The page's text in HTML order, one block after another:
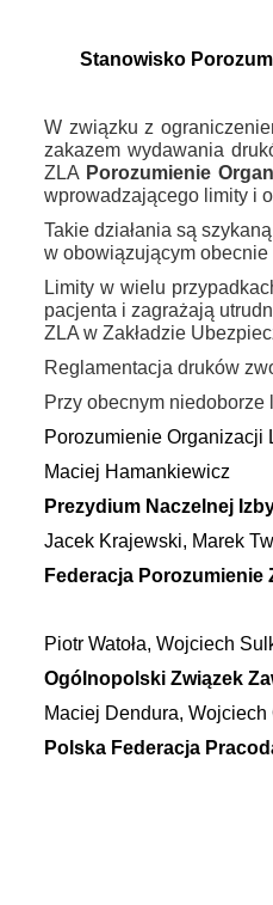
Stanowisko
W związku z
zakazem wydawania
ZLA Porozumienie
wprowadzającego limity i
Takie działania są
w obowiązującym obecnie
Limity w wielu
pacjenta i zagrażają
ZLA w Zakładzie
Reglamentacja druków
Przy obecnym
Porozumienie Organizacji
Maciej Hamankiewicz
Prezydium Naczelnej
Jacek Krajewski, Marek
Federacja
Piotr Watoła, Wojciech
Ogólnopolski Związek
Maciej Dendura, Wojciech
Polska Federacja